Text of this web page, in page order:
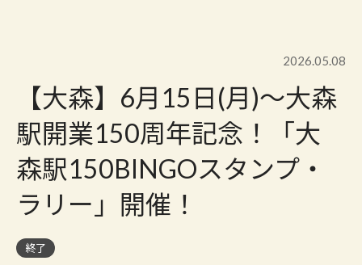
2026.05.08
【大森】6月15日(月)～大森
駅開業150周年記念！「大
森駅150BINGOスタンプ・
ラリー」開催！
終了